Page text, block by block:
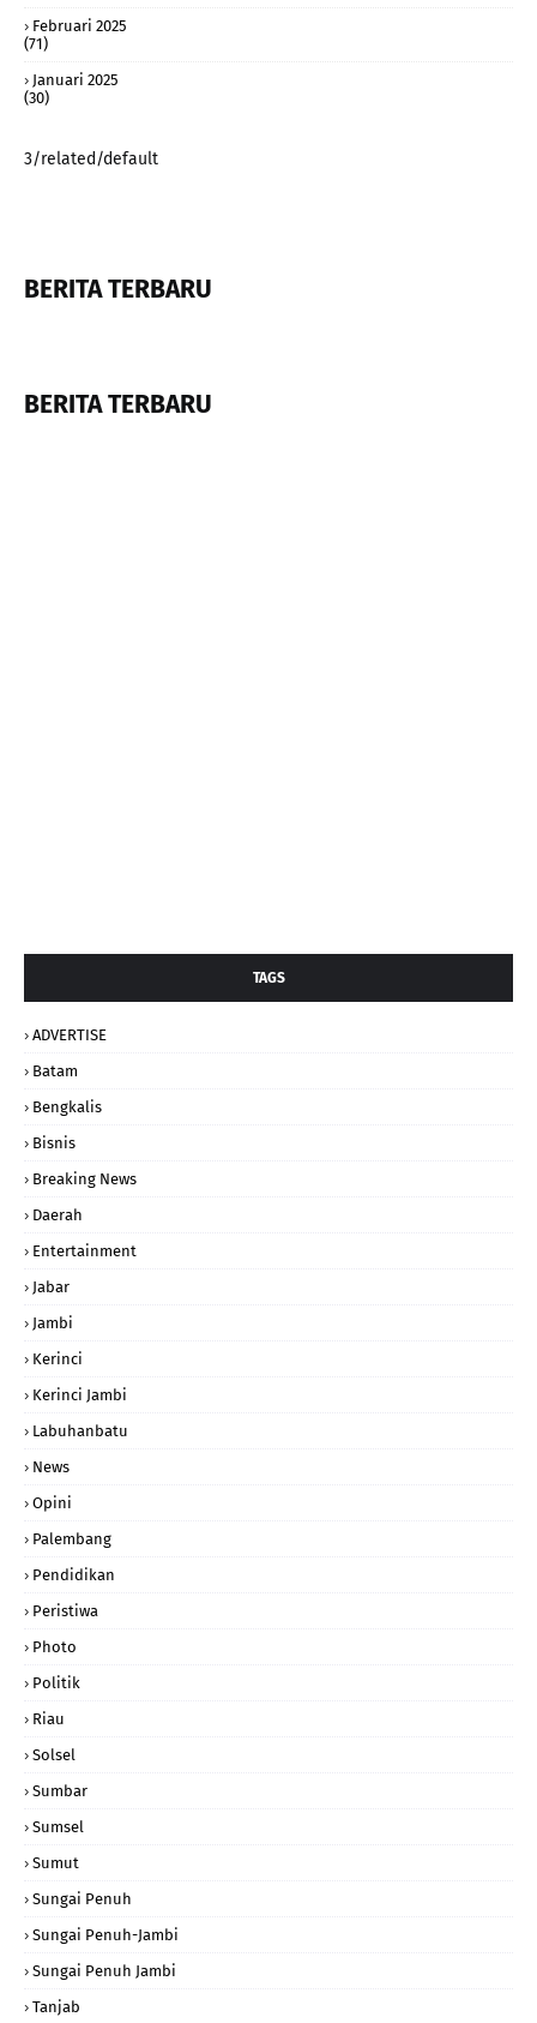
Februari 2025
(71)
Januari 2025
(30)
3/related/default
BERITA TERBARU
BERITA TERBARU
TAGS
ADVERTISE
Batam
Bengkalis
Bisnis
Breaking News
Daerah
Entertainment
Jabar
Jambi
Kerinci
Kerinci Jambi
Labuhanbatu
News
Opini
Palembang
Pendidikan
Peristiwa
Photo
Politik
Riau
Solsel
Sumbar
Sumsel
Sumut
Sungai Penuh
Sungai Penuh-Jambi
Sungai Penuh Jambi
Tanjab